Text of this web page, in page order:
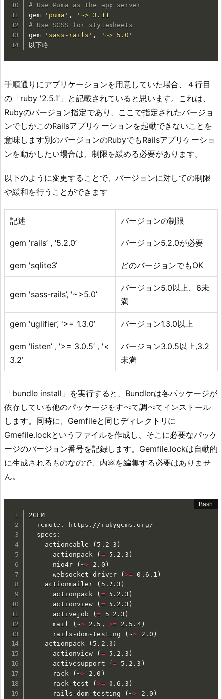
# Use Puma as the app server
gem
'puma' ,
'~> 3.11'
# Use SCSS for stylesheets
gem
'sass-rails' ,
'~> 5.0'
手順通りにアプリケーションを用意していた場合、４行目
の「ruby '2.5.1’」と記載されていると思います。これは、
Rubyのバージョン指定であり、ここで指定されたバージョ
ンでしかこのRailsアプリケーションを起動できないことを
意味します別のバージョンのRubyでもRailsアプリケーショ
ンを動かしたい場合は、制限を緩める必要があります。
以下のように変更することで、バージョンに対しての制限
や緩和を行うことができます
記述 バージョンの制限
gem 'rails’ , '5.2.0’ バージョン5.2.0が必要
gem 'sqlite3’ どのバージョンでもOK
gem 'sass-rails’, '~>5.0’
バージョン5.0以上、6未
満
gem 'uglifier’, '>= 1.3.0’ バージョン1.3.0以上
gem 'listen’ , '>= 3.0.5’ , '<
3.2’
バージョン3.0.5以上,3.2
未満
「bundle install」を実行すると、Bundlerは各パッケージが
依存している他のパッケージをすべて調べてインストール
します。同時に、Gemfileと同じディレクトリに
Gmefile.lockというファイルを作成し、そこに必要なパッケ
ージのバージョン番号を記録します。Gemfile.lockは自動的
に生成されるものなので、内容を編集する必要はありませ
ん。
2GEM
  remote: https://rubygems.org/
  specs:
    actioncable
( 5.2.3 )
      actionpack
( = 5.2.3 )
      nio4r
(~> 2.0 )
      websocket-driver
(>= 0.6.1 )
    actionmailer
( 5.2.3 )
      actionpack
( = 5.2.3 )
      actionview
( = 5.2.3 )
      activejob
(= 5.2.3 )
      mail
( ~> 2.5, >= 2.5.4)
      rails-dom-testing
(~> 2.0 )
    actionpack
( 5.2.3 )
      actionview
( = 5.2.3 )
      activesupport
( = 5.2.3 )
      rack
( ~> 2.0 )
      rack-test
(>= 0.6.3 )
      rails-dom-testing
(~> 2.0 )